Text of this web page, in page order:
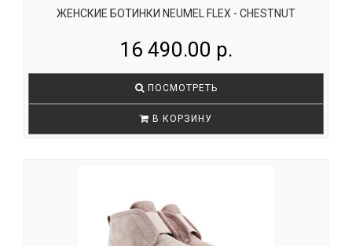
ЖЕНСКИЕ БОТИНКИ NEUMEL FLEX - CHESTNUT
16 490.00 р.
ПОСМОТРЕТЬ
В КОРЗИНУ